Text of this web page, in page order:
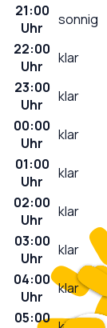
21:00
Uhr
sonnig
22:00
Uhr
klar
23:00
Uhr
klar
00:00
Uhr
klar
01:00
Uhr
klar
02:00
Uhr
klar
03:00
Uhr
klar
04:00
Uhr
klar
05:00